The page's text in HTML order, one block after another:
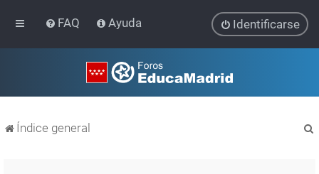
FAQ Ayuda Identificarse
Índice general